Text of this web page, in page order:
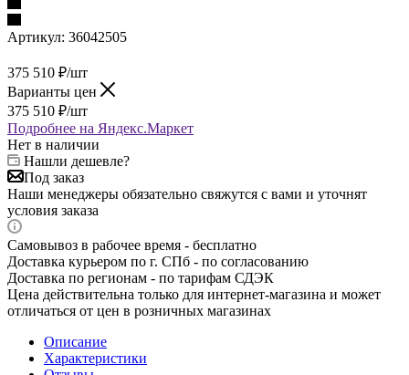
Артикул: 36042505
375 510 ₽/шт
Варианты цен
375 510 ₽/шт
Подробнее на Яндекс.Маркет
Нет в наличии
Нашли дешевле?
Под заказ
Наши менеджеры обязательно свяжутся с вами и уточнят
условия заказа
Самовывоз в рабочее время - бесплатно
Доставка курьером по г. СПб - по согласованию
Доставка по регионам - по тарифам СДЭК
Цена действительна только для интернет-магазина и может
отличаться от цен в розничных магазинах
Описание
Характеристики